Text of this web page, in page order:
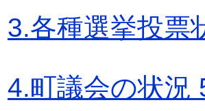
3.各種選挙投票
4.町議会の状況